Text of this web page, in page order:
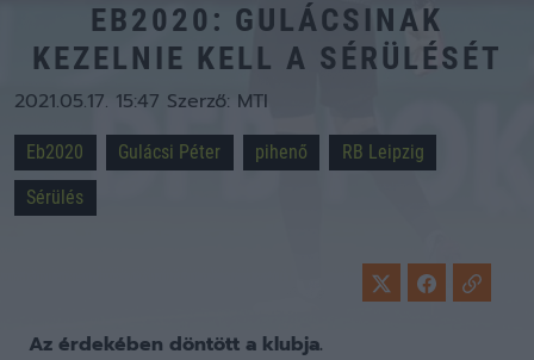
EB2020: GULÁCSINAK
KEZELNIE KELL A SÉRÜLÉSÉT
2021.05.17. 15:47 Szerző: MTI
Eb2020 Gulácsi Péter pihenő
RB Leipzig
Sérülés
Az érdekében döntött a klubja.